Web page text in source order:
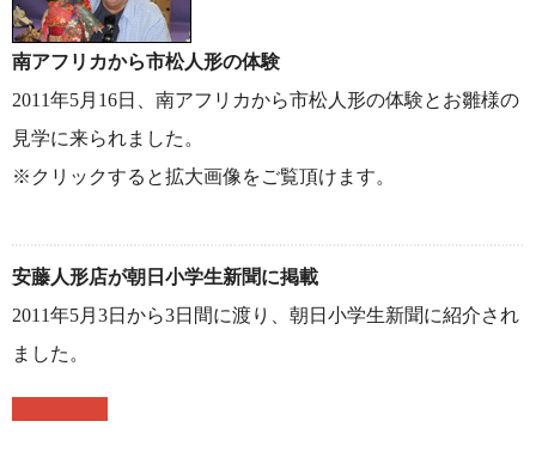
南アフリカから市松人形の体験
2011年5月16日、南アフリカから市松人形の体験とお雛様の
見学に来られました。
※クリックすると拡大画像をご覧頂けます。
安藤人形店が朝日小学生新聞に掲載
2011年5月3日から3日間に渡り、朝日小学生新聞に紹介され
ました。